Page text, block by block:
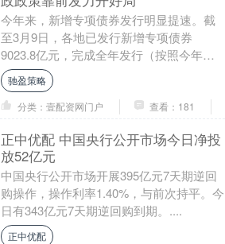
今年来，新增专项债券发行明显提速。截
至3月9日，各地已发行新增专项债券
9023.8亿元，完成全年发行（按照今年我
国安排地方政府专项债券4.4万亿元计算）
进度的2....
驰盈策略
分类：壹配资网门户
查看：181
正中优配 中国央行公开市场今日净投
放52亿元
中国央行公开市场开展395亿元7天期逆回
购操作，操作利率1.40%，与前次持平。今
日有343亿元7天期逆回购到期。....
正中优配